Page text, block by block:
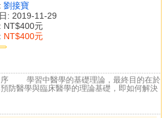
劉接寶
: 2019-11-29
NT$400元
NT$400元
序 學習中醫學的基礎理論，最終目的在於
防醫學與臨床醫學的理論基礎，即如何解決